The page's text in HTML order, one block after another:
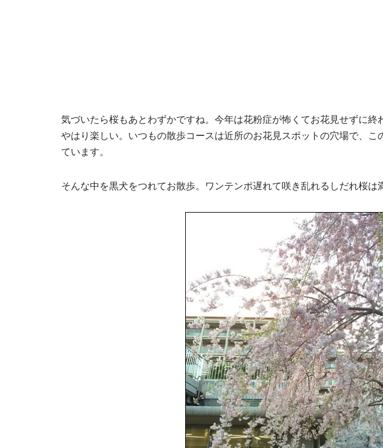
気づいたら桜もあとわずかですね。今年は花粉症が怖くてお花見せずに終
やはり楽しい。いつもの散歩コースは近所のお花見スポットの穴場で、こ
ています。
そんな中を黒犬をつれてお散歩。ワンテンポ遅れて咲き乱れるしだれ桜は